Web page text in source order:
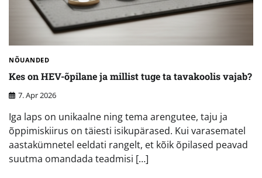
NÕUANDED
Kes on HEV-õpilane ja millist tuge ta tavakoolis vajab?
7. Apr 2026
Iga laps on unikaalne ning tema arengutee, taju ja
õppimiskiirus on täiesti isikupärased. Kui varasematel
aastakümnetel eeldati rangelt, et kõik õpilased peavad
suutma omandada teadmisi […]